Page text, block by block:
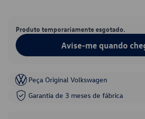
Produto temporariamente esgotado.
Avise-me quando
Peça Original Volkswagen
Garantia de 3 meses de fábrica